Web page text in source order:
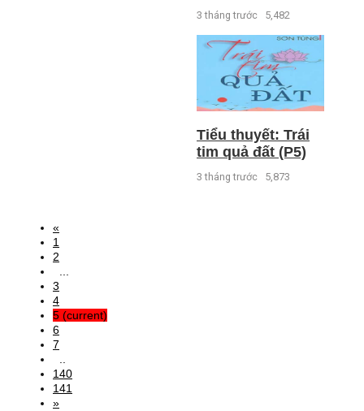
3 tháng trước 5,482
Tiểu thuyết: Trái
tim quả đất (P5)
3 tháng trước 5,873
«
1
2
...
3
4
5 (current)
6
7
..
140
141
»